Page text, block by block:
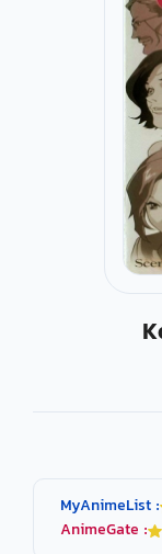
MyAnimeList :
AnimeGate :